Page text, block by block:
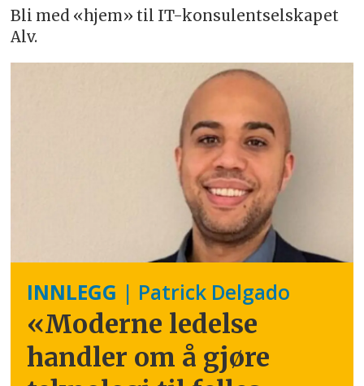
Bli med «hjem» til IT-konsulentselskapet
Alv.
INNLEGG | Patrick Delgado
«Moderne ledelse
handler om å gjøre